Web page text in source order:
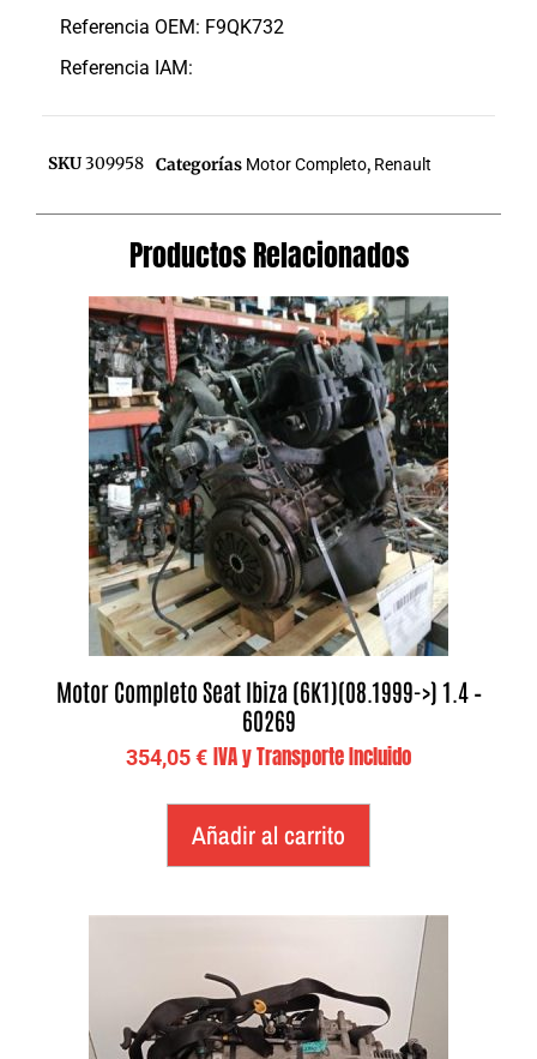
Referencia OEM: F9QK732
Referencia IAM:
SKU309958 Categorías Motor Completo, Renault
Productos Relacionados
Motor Completo Seat Ibiza (6K1)(08.1999->) 1.4 –
60269
354,05€ IVA y Transporte Incluido
Añadir al carrito